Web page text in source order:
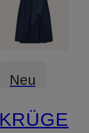
Neu
KRÜGER